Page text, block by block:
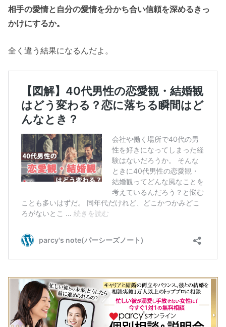
相手の愛情と自分の愛情を分かち合い信頼を深めるきっ
かけにするか。
全く違う結果になるんだよ。